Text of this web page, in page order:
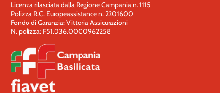
Licenza rilasciata dalla Regione Campania n. 1115
Polizza R.C. Europeassistance n. 2201600
Fondo di Garanzia: Vittoria Assicurazioni
N. polizza: F51.036.0000962258